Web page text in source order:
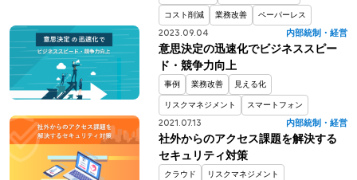
コスト削減 業務改善 ペーパーレス
2023.09.04 内部統制・経営
意思決定の迅速化でビジネススピー
ド・競争力向上
事例 業務改善 見える化
リスクマネジメント スマートフォン
2021.07.13 内部統制・経営
社外からのアクセス課題を解決する
セキュリティ対策
クラウド リスクマネジメント